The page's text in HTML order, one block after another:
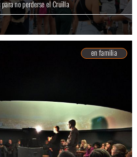
no perderse el Cruïlla
en familia